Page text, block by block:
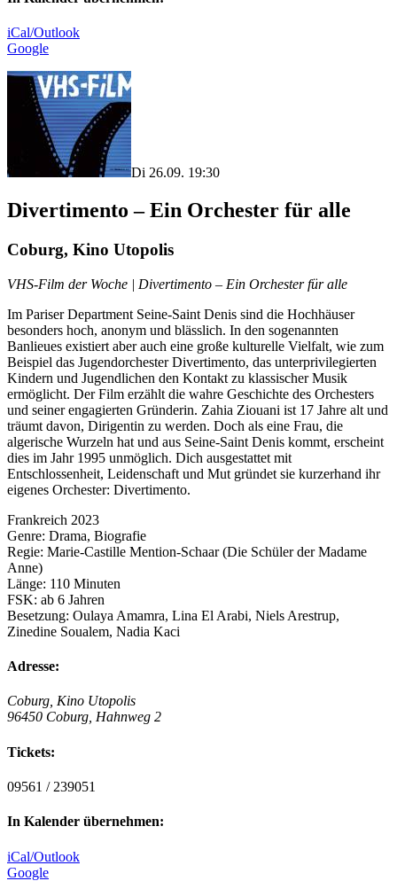
iCal/Outlook
Google
Di 26.09. 19:30
Divertimento – Ein Orchester für alle
Coburg, Kino Utopolis
VHS-Film der Woche | Divertimento – Ein Orchester für alle
Im Pariser Department Seine-Saint Denis sind die Hochhäuser
besonders hoch, anonym und blässlich. In den sogenannten
Banlieues existiert aber auch eine große kulturelle Vielfalt, wie zum
Beispiel das Jugendorchester Divertimento, das unterprivilegierten
Kindern und Jugendlichen den Kontakt zu klassischer Musik
ermöglicht. Der Film erzählt die wahre Geschichte des Orchesters
und seiner engagierten Gründerin. Zahia Ziouani ist 17 Jahre alt und
träumt davon, Dirigentin zu werden. Doch als eine Frau, die
algerische Wurzeln hat und aus Seine-Saint Denis kommt, erscheint
dies im Jahr 1995 unmöglich. Dich ausgestattet mit
Entschlossenheit, Leidenschaft und Mut gründet sie kurzerhand ihr
eigenes Orchester: Divertimento.
Frankreich 2023
Genre: Drama, Biografie
Regie: Marie-Castille Mention-Schaar (Die Schüler der Madame
Anne)
Länge: 110 Minuten
FSK: ab 6 Jahren
Besetzung: Oulaya Amamra, Lina El Arabi, Niels Arestrup,
Zinedine Soualem, Nadia Kaci
Adresse:
Coburg, Kino Utopolis
96450 Coburg, Hahnweg 2
Tickets:
09561 / 239051
In Kalender übernehmen:
iCal/Outlook
Google